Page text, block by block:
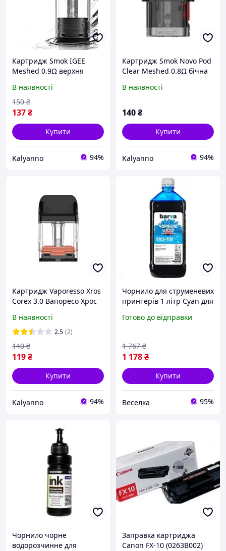
Картридж Smok IGEE
Meshed 0.9Ω верхня
В наявності
137₴
150 ₴
Купити
Kalyanno 94%
Картридж Smok Novo Pod
Clear Meshed 0.8Ω бічна
В наявності
140₴
Купити
Kalyanno 94%
Картридж Vaporesso Xros
Corex 3.0 Вапоресо Хрос
заправка 0.6 Ом 16 Вт
харчовий пластик
В наявності
2.5 (2)
119₴
140 ₴
Купити
Kalyanno 94%
Чорнило для струменевих
принтерів 1 літр Cyan для
і СНПЧ економний
FLAME
Готово до відправки
1 178₴
1 767 ₴
Купити
Веселка 95%
Чорнило чорне
водорозчинне для
Заправка картриджа
Canon FX-10 (0263B002)